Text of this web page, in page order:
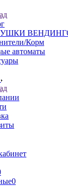
Корм
автоматы
0